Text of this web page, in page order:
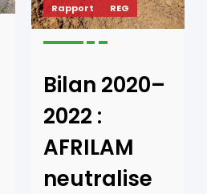
Rapport
REG
Bilan 2020–
2022 :
AFRILAM
neutralise